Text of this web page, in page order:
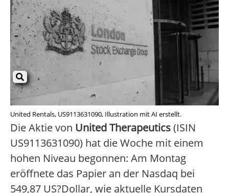
United Rentals, US9113631090, Illustration mit AI erstellt.
Die Aktie von United Therapeutics(ISIN
US9113631090) hat die Woche mit einem
hohen Niveau begonnen: Am Montag
eröffnete das Papier an der Nasdaq bei
549,87 US?Dollar, wie aktuelle Kursdaten